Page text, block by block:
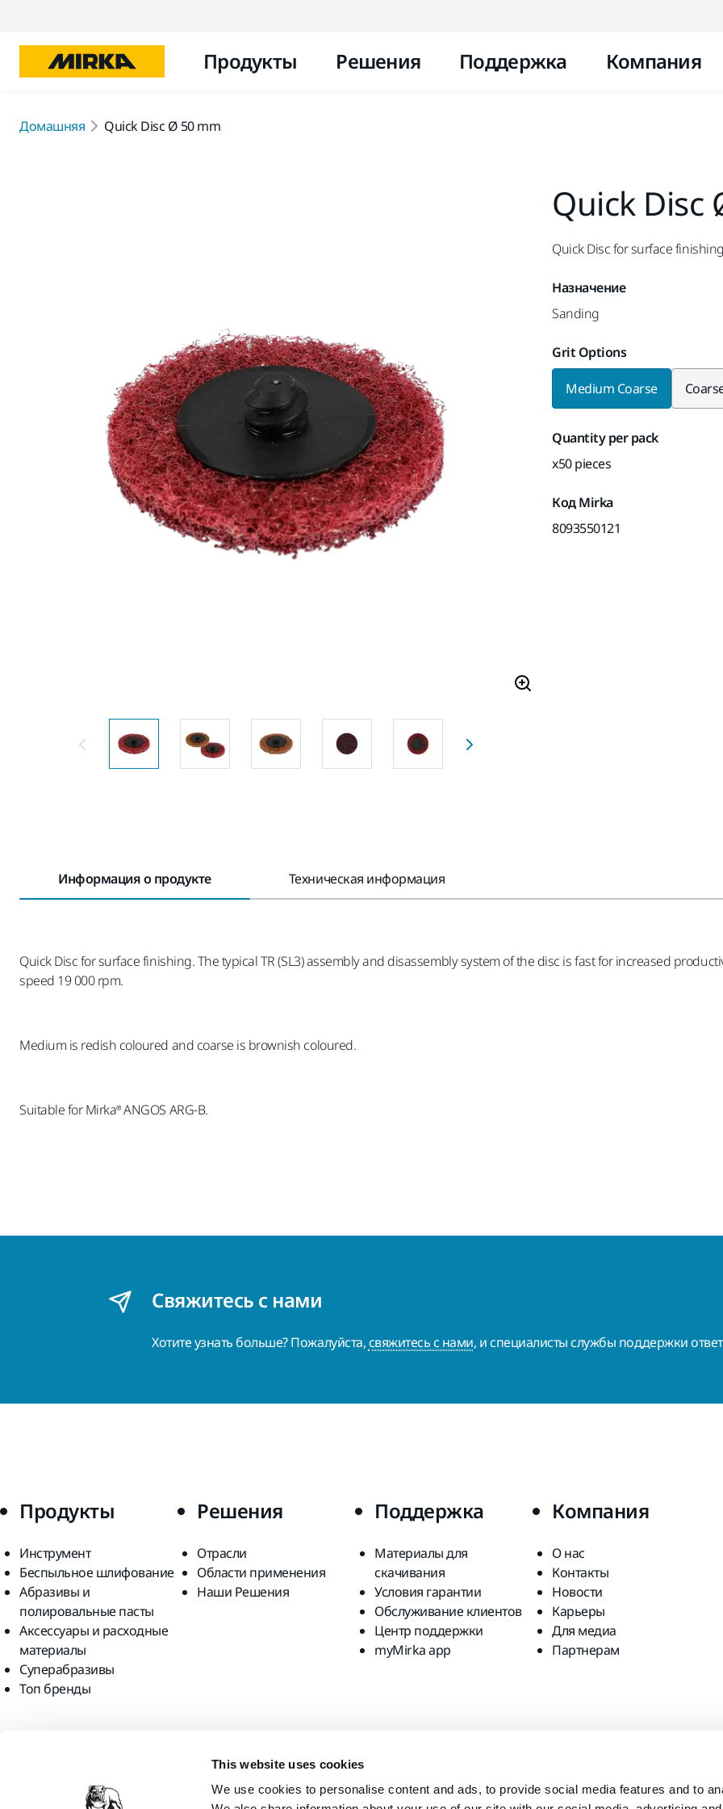
This website uses cookies
We use cookies to personalise content and ads, to provide social media features and to
Продукты Решения Поддержка Компания
Домашняя Quick Disc Ø 50 mm
Quick Disc
Quick Disc for surface
Назначение
Sanding
Grit Options
Medium Coarse
Quantity per pack
x50 pieces
Код Mirka
8093550121
Информация о продукте Техническая информация
Quick Disc for surface finishing. The typical TR (SL3) assembly and disassembly system of the disc is fast for increased
speed 19 000 rpm.
Medium is redish coloured and coarse is brownish coloured.
Suitable for Mirka® ANGOS ARG-B.
Свяжитесь с нами
Хотите узнать больше? Пожалуйста,свяжитесь с нами, и специалисты службы поддержки
Продукты
Инструмент
Беспыльное шлифование
Абразивы и
полировальные пасты
Аксессуары и расходные
материалы
Суперабразивы
Топ бренды
Решения
Отрасли
Области применения
Наши Решения
Поддержка
Материалы для
скачивания
Условия гарантии
Обслуживание клиентов
Центр поддержки
myMirka app
Компания
О нас
Контакты
Новости
Карьеры
Для медиа
Партнерам